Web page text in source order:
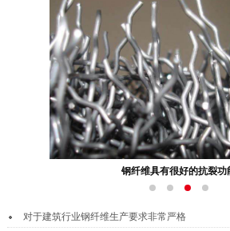
钢纤维具有很好的抗裂功
对于建筑行业钢纤维生产要求非常严格